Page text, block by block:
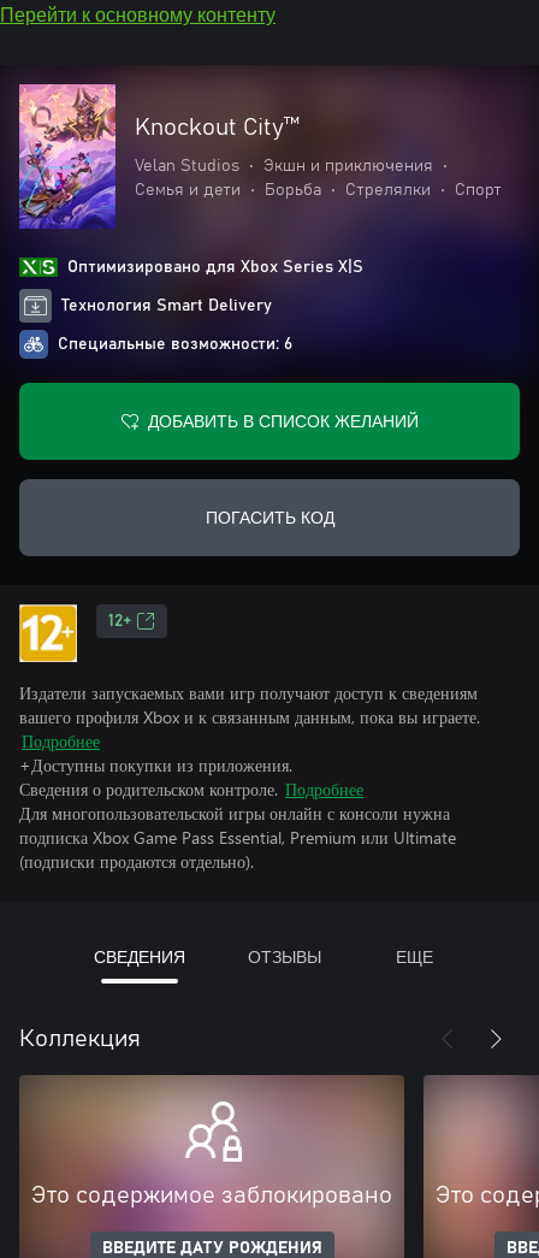
Перейти к основному контенту
Knockout City™
Velan Studios • Экшн и приключения
•
Семья и дети
• Борьба • Стрелялки • Спорт
Оптимизировано для Xbox Series X|S
Технология Smart Delivery
Специальные возможности: 6
ДОБАВИТЬ В СПИСОК ЖЕЛАНИЙ
ПОГАСИТЬ КОД
12+
Издатели запускаемых вами игр получают доступ к сведениям
вашего профиля Xbox и к связанным данным, пока вы играете.
Подробнее
+Доступны покупки из приложения.
Сведения о родительском контроле. Подробнее
Для многопользовательской игры онлайн с консоли нужна
подписка Xbox Game Pass Essential, Premium или Ultimate
(подписки продаются отдельно).
СВЕДЕНИЯ ОТЗЫВЫ ЕЩЕ
Коллекция
Это содержимое заблокировано
ВВЕДИТЕ ДАТУ РОЖДЕНИЯ
Это